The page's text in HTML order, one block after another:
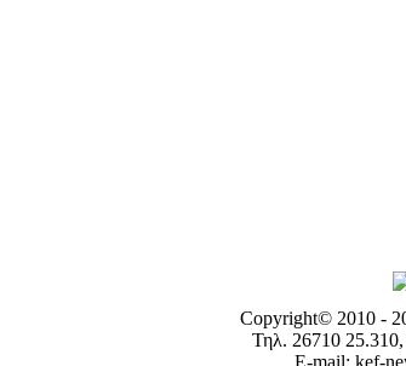
Copyright© 2010 -
Τηλ. 26710
E-mail: kef-